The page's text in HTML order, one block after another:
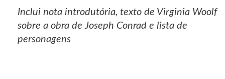
Inclui nota introdutória, texto de Virginia Woolf
sobre a obra de Joseph Conrad e lista de
personagens